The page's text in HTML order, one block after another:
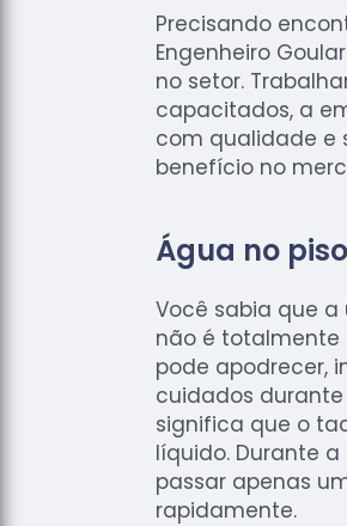
Precisando
Engenheiro
no setor.
capacitados, a
com qualidade e
benefício no
Água no
Você sabia que
não é totalmente
pode apodrecer,
cuidados
significa que o
líquido. Durante
passar apenas
rapidamente.